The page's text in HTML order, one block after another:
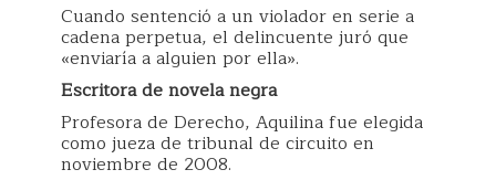
Cuando sentenció a un violador en serie a
cadena perpetua, el delincuente juró que
«enviaría a alguien por ella».
Escritora de novela negra
Profesora de Derecho, Aquilina fue elegida
como jueza de tribunal de circuito en
noviembre de 2008.